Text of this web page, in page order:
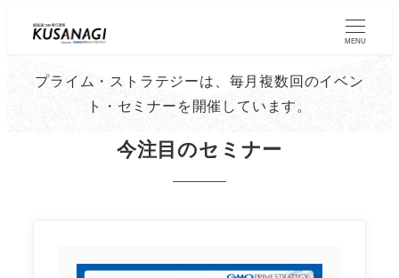
Skip
content
MENU
プライム・ストラテジーは、毎月複数回のイベン
ト・セミナーを開催しています。
今注目のセミナー